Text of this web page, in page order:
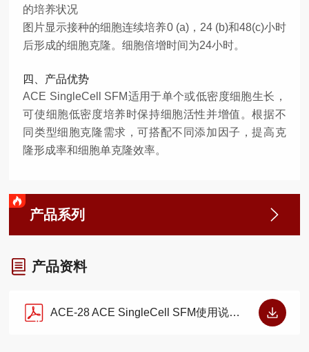
的培养状况
图片显示接种的细胞连续培养0 (a)，24 (b)和48(c)小时
后形成的细胞克隆。细胞倍增时间为24小时。
四、产品优势
ACE SingleCell SFM适用于单个或低密度细胞生长，
可使细胞低密度培养时保持细胞活性并增值。根据不
同类型细胞克隆需求，可搭配不同添加因子，提高克
隆形成率和细胞单克隆效率。
产品系列
产品资料
ACE-28 ACE SingleCell SFM使用说明书（V1.0.0）